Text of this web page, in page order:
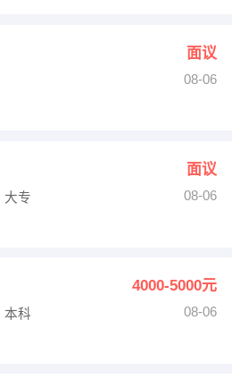
面议
08-06
面议
大专
08-06
4000-5000元
本科
08-06